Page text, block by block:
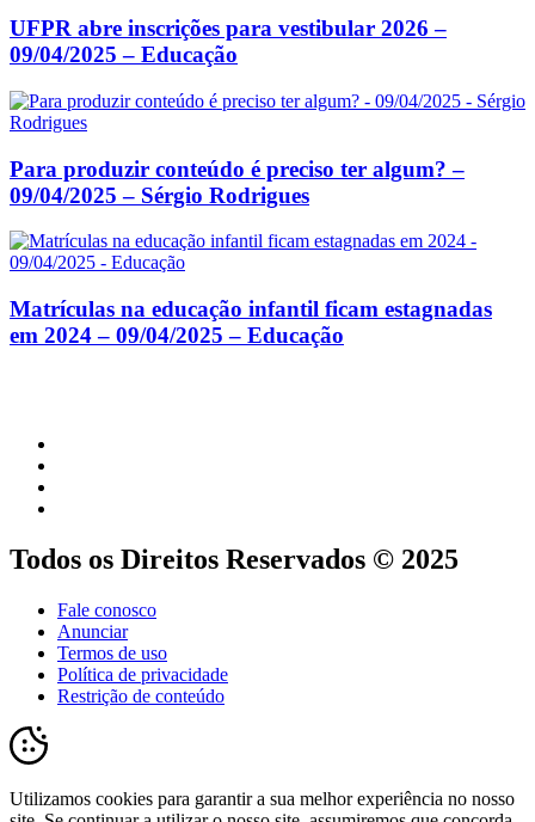
UFPR abre inscrições para vestibular 2026 –
09/04/2025 – Educação
Para produzir conteúdo é preciso ter algum? –
09/04/2025 – Sérgio Rodrigues
Matrículas na educação infantil ficam estagnadas
em 2024 – 09/04/2025 – Educação
Todos os Direitos Reservados © 2025
Fale conosco
Anunciar
Termos de uso
Política de privacidade
Restrição de conteúdo
Utilizamos cookies para garantir a sua melhor experiência no nosso